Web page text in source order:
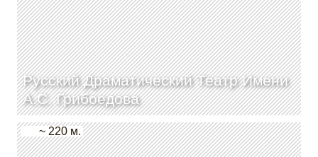
Русский Драматический Театр Имени
А.С. Грибоедова
~ 220 м.